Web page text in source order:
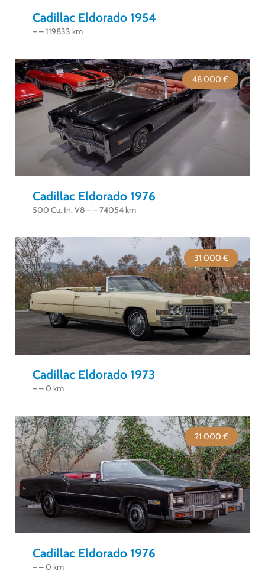
Cadillac Eldorado 1954
– – 119833 km
48 000 €
Cadillac Eldorado 1976
500 Cu. In. V8 – – 74054 km
31 000 €
Cadillac Eldorado 1973
– – 0 km
21 000 €
Cadillac Eldorado 1976
– – 0 km